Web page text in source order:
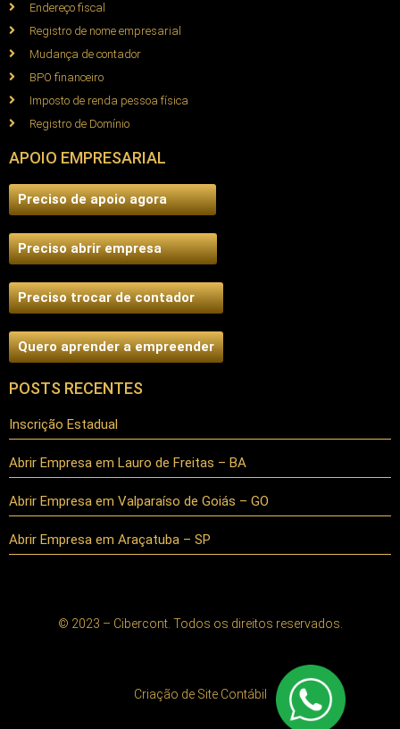
Endereço fiscal
Registro de nome empresarial
Mudança de contador
BPO financeiro
Imposto de renda pessoa física
Registro de Domínio
APOIO EMPRESARIAL
Preciso de apoio agora
Preciso abrir empresa
Preciso trocar de contador
Quero aprender a empreender
POSTS RECENTES
Inscrição Estadual
Abrir Empresa em Lauro de Freitas – BA
Abrir Empresa em Valparaíso de Goiás – GO
Abrir Empresa em Araçatuba – SP
© 2023 – Cibercont. Todos os direitos reservados.
Criação de Site Contábil